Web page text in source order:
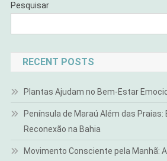
Pesquisar
RECENT POSTS
Plantas Ajudam no Bem-Estar
Península de Maraú Além das Praias:
Reconexão na Bahia
Movimento Consciente pela Manhã: